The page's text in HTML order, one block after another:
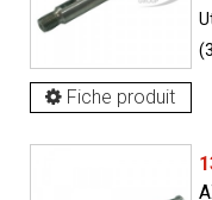
Fiche produit